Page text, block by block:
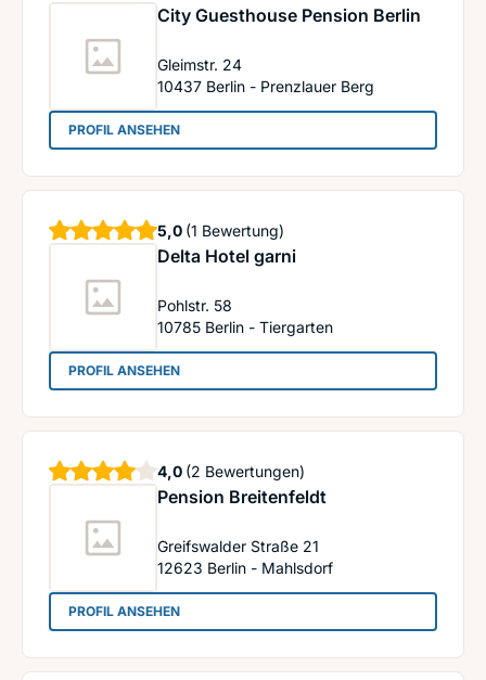
City Guesthouse Pension Berlin
Gleimstr. 24
10437 Berlin - Prenzlauer Berg
PROFIL ANSEHEN: City Guesthouse Pension Berlin
Delta Hotel garni
Pohlstr. 58
10785 Berlin - Tiergarten
5,0 Sterne
(1 Bewertung)
PROFIL ANSEHEN: Delta Hotel garni
Pension Breitenfeldt
Greifswalder Straße 21
12623 Berlin - Mahlsdorf
4,0 Sterne
(2 Bewertungen)
PROFIL ANSEHEN: Pension Breitenfeldt